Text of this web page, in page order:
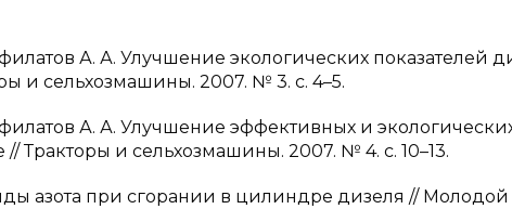
А. А. Улучшение экологических показателей
и сельхозмашины. 2007. № 3. с. 4–5.
А. А. Улучшение эффективных и
Тракторы и сельхозмашины. 2007. № 4. с. 10–13.
азота при сгорании в цилиндре дизеля // Молодой